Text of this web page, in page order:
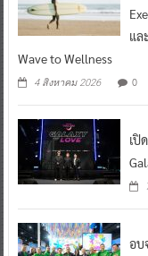
แล
Wave to Wellness
4 สิงหาคม 2026 0
เปิ
อบ